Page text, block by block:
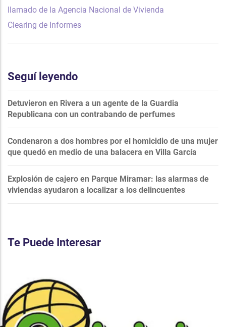
llamado de la Agencia Nacional de Vivienda
Clearing de Informes
Seguí leyendo
Detuvieron en Rivera a un agente de la Guardia
Republicana con un contrabando de perfumes
Condenaron a dos hombres por el homicidio de una mujer
que quedó en medio de una balacera en Villa García
Explosión de cajero en Parque Miramar: las alarmas de
viviendas ayudaron a localizar a los delincuentes
Te Puede Interesar